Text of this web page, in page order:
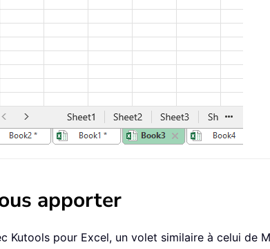
apporter
Kutools pour Excel, un volet similaire à celui de